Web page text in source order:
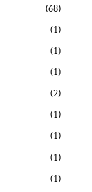
(68)
(1)
(1)
(1)
(2)
(1)
(1)
(1)
(1)